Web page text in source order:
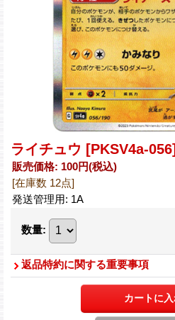
ライチュウ [PKSV4a-056]
販売価格: 100円(税込)
[在庫数 12点]
発送管理用: 1A
数量:
返品特約に関する重要事項